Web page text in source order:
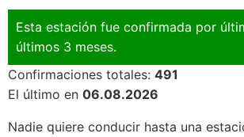
Esta estación fue confirmada por
últimos 3 meses.
Confirmaciones totales: 491
El último en 06.08.2026
Nadie quiere conducir hasta una